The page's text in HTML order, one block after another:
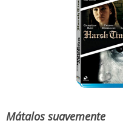
Mátalos suavemente